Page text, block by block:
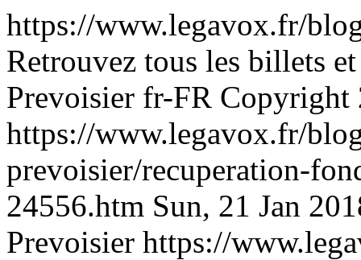
https://www.legavox.fr/
Retrouvez tous les billets
Prevoisier fr-FR Copyright
https://www.legavox.fr/
prevoisier/recuperation-
24556.htm Sun, 21 Jan
Prevoisier https://